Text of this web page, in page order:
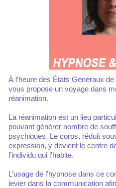
À l’heure des États Généraux de l’Hypnose Thérapeutique, je
vous propose un voyage dans
réanimation.
La réanimation est un lieu
pouvant générer nombre de
psychiques. Le corps, réduit
expression, y devient le centre
l’individu qui l’habite.
L’usage de l’hypnose dans ce
levier dans la communication